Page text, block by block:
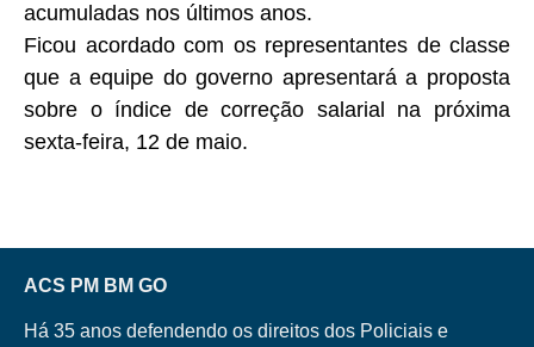
acumuladas nos últimos anos.
Ficou acordado com os representantes de classe
que a equipe do governo apresentará a proposta
sobre o índice de correção salarial na próxima
sexta-feira, 12 de maio.
ACS PM BM GO
Há 35 anos defendendo os direitos dos Policiais e